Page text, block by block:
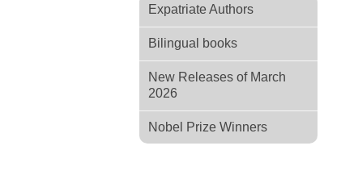
Expatriate Authors
Bilingual books
New Releases of March
2026
Nobel Prize Winners